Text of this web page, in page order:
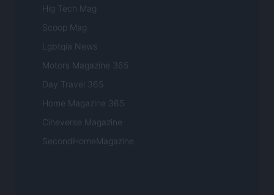
Hig Tech Mag
Scoop Mag
Lgbtqia News
Motors Magazine 365
Day Travel 365
Home Magazine 365
Cineverse Magazine
SecondHomeMagazine